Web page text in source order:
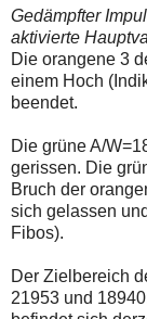
wallstreet-
online.de
verfügbar.
Gedämpfter
aktivierte
Die orangene 3
einem Hoch
beendet.
Die grüne A/
gerissen. Die
Bruch der
sich gelassen
Fibos).
Der Zielbereich
21953 und